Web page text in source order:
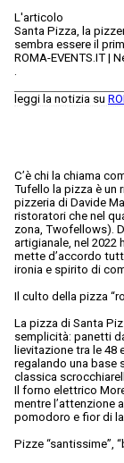
L'articolo
Santa Pizza, la
sembra essere il
ROMA-EVENTS.IT |
.
leggi la notizia su
C’è chi la chiama
Tufello la pizza è un
pizzeria di Davide
ristoratori che nel
zona, Twofellows).
artigianale, nel 2022
mette d’accordo
ironia e spirito di
Il culto della pizza
La pizza di Santa
semplicità: panetti
lievitazione tra le 48
regalando una base
classica
Il forno elettrico
mentre l’attenzione
pomodoro e fior di
Pizze “santissime”,